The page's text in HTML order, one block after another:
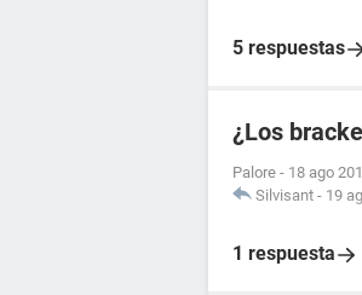
5 respuestas
¿Los
Palore - 18 ago
Silvisant - 19
1 respuesta